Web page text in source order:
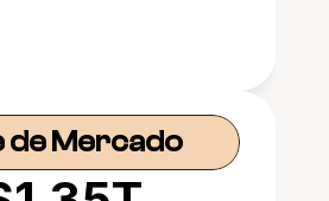
de Mercado